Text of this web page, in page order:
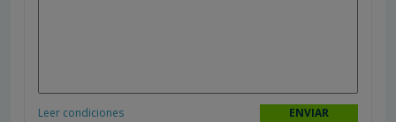
Leer condiciones